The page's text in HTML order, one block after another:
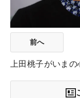
前へ
上田桃子がいま